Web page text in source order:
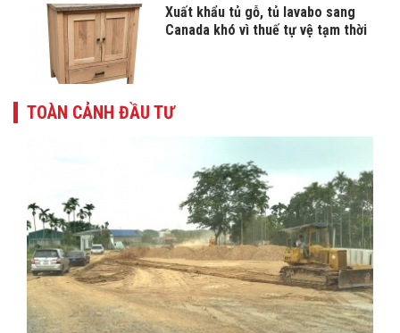
Xuất khẩu tủ gỗ, tủ lavabo sang
Canada khó vì thuế tự vệ tạm thời
TOÀN CẢNH ĐẦU TƯ